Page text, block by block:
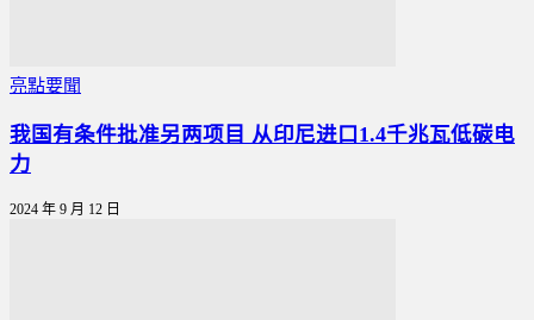
亮點要聞
我国有条件批准另两项目 从印尼进口1.4千兆瓦低碳电
力
2024 年 9 月 12 日